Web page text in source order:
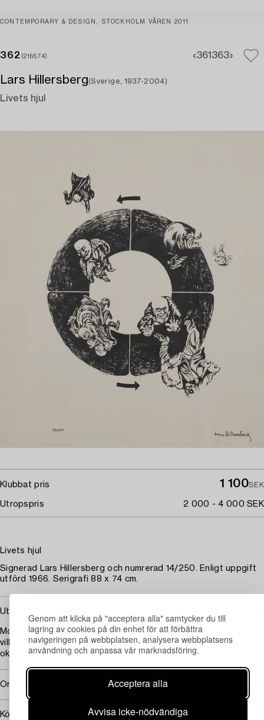
Genom att klicka på "acceptera alla" samtycker du till
lagring av cookies på din enhet för att förbättra
navigeringen på webbplatsen, analysera webbplatsens
användning och anpassa vår marknadsföring.
Acceptera alla
Avvisa icke-nödvändiga
CONTEMPORARY & DESIGN, STOCKHOLM VÅREN 2011
362 (216574) 361 363
Lars Hillersberg(Sverige, 1937-2004)
Livets hjul
Klubbat pris 1 100SEK
Utropspris 2 000 - 4 000 SEK
Livets hjul
Signerad Lars Hillersberg och numrerad 14/250. Enligt uppgift
utförd 1966. Serigrafi 88 x 74 cm.
Utställningar
Moderna museet i samarbete med Musée d’art moderne de la
ville de Paris, "Alternative Suédoise/Svenskt Alternativ", 24
oktober – 29 november 1970.
Omfattas av följerätt
Köpinformation